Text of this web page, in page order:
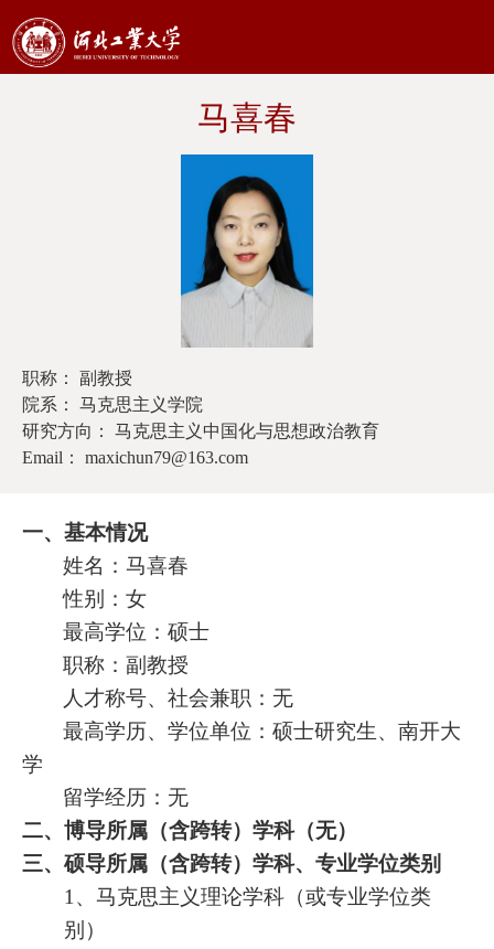
马喜春
职称： 副教授
院系： 马克思主义学院
研究方向： 马克思主义中国化与思想政治教育
Email： maxichun79@163.com
一、基本情况
姓名：马喜春
性别：女
最高学位：硕士
职称：副教授
人才称号、社会兼职：无
最高学历、学位单位：硕士研究生、南开大
学
留学经历：无
二、博导所属（含跨转）学科（无）
三、硕导所属（含跨转）学科、专业学位类别
1、马克思主义理论学科（或专业学位类
别）